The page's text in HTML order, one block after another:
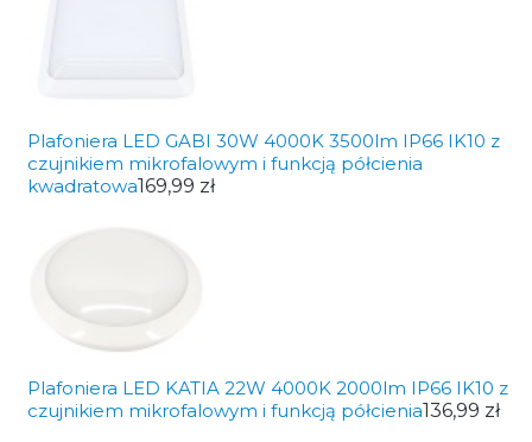
Plafoniera LED GABI 30W 4000K 3500lm IP66 IK10 z
czujnikiem mikrofalowym i funkcją półcienia
kwadratowa169,99 zł
Plafoniera LED KATIA 22W 4000K 2000lm IP66 IK10 z
czujnikiem mikrofalowym i funkcją półcienia136,99 zł